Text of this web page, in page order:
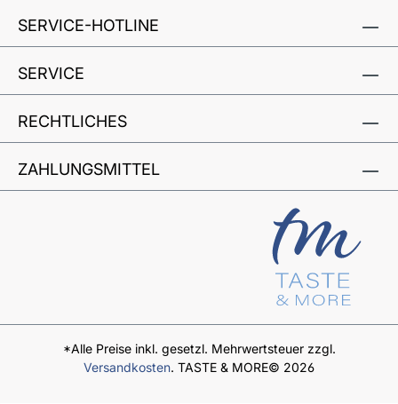
SERVICE-HOTLINE
SERVICE
RECHTLICHES
ZAHLUNGSMITTEL
*Alle Preise inkl. gesetzl. Mehrwertsteuer zzgl.
Versandkosten. TASTE & MORE© 2026